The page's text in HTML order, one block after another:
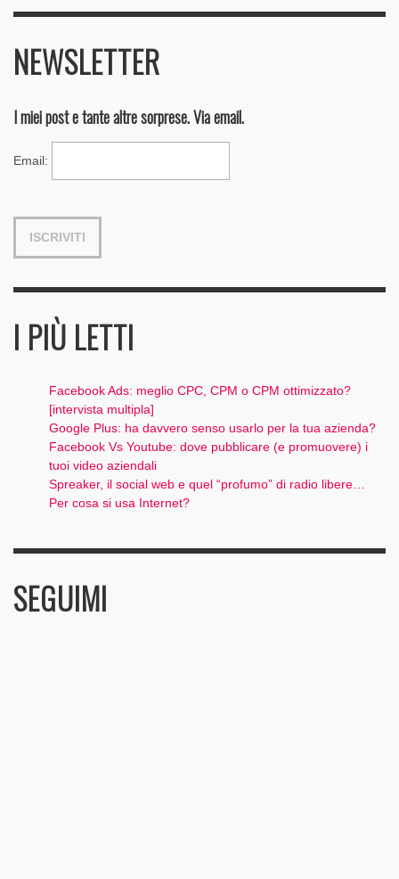
NEWSLETTER
I miei post e tante altre sorprese. Via email.
Email:
I PIÙ LETTI
Facebook Ads: meglio CPC, CPM o CPM ottimizzato?
[intervista multipla]
Google Plus: ha davvero senso usarlo per la tua azienda?
Facebook Vs Youtube: dove pubblicare (e promuovere) i
tuoi video aziendali
Spreaker, il social web e quel “profumo” di radio libere…
Per cosa si usa Internet?
SEGUIMI